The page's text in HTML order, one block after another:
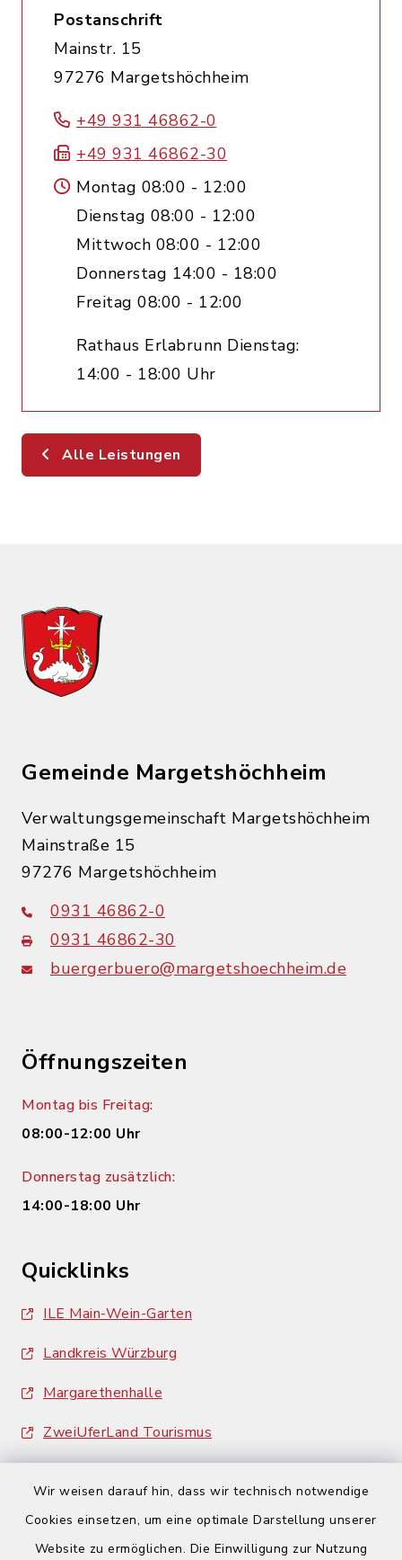
Wir weisen darauf hin, dass wir technisch notwendige
Cookies einsetzen, um eine optimale Darstellung unserer
Website zu ermöglichen. Die Einwilligung zur Nutzung
Postanschrift
Mainstr. 15
97276 Margetshöchheim
+49 931 46862-0
+49 931 46862-30
Montag 08:00 - 12:00
Dienstag 08:00 - 12:00
Mittwoch 08:00 - 12:00
Donnerstag 14:00 - 18:00
Freitag 08:00 - 12:00
Rathaus Erlabrunn Dienstag:
14:00 - 18:00 Uhr
Alle Leistungen
Gemeinde Margetshöchheim
Verwaltungsgemeinschaft Margetshöchheim
Mainstraße 15
97276 Margetshöchheim
0931 46862-0
0931 46862-30
buergerbuero@margetshoechheim.de
Öffnungszeiten
Montag bis Freitag:
08:00-12:00 Uhr
Donnerstag zusätzlich:
14:00-18:00 Uhr
Quicklinks
ILE Main-Wein-Garten
Landkreis Würzburg
Margarethenhalle
ZweiUferLand Tourismus